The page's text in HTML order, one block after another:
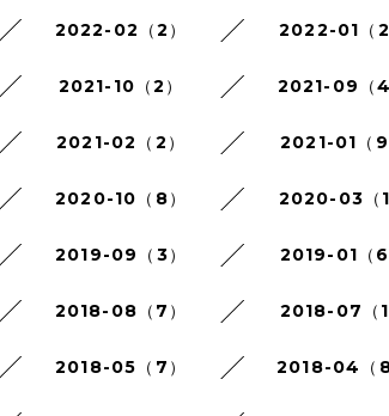
2022-02（2） 2022-01（2
2021-10（2） 2021-09（4
2021-02（2） 2021-01（9
2020-10（8） 2020-03（1
2019-09（3） 2019-01（6
2018-08（7） 2018-07（1
2018-05（7） 2018-04（8